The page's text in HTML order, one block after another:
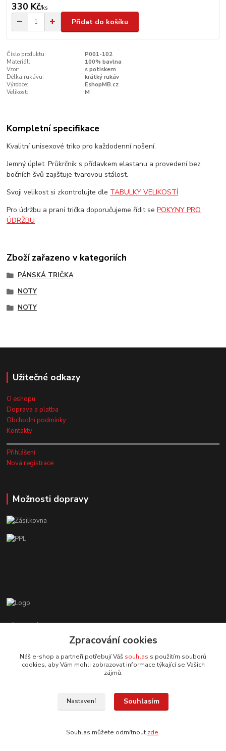
330 Kč/ks
Přidat do košíku
Číslo produktu:
P001-102
Materiál:
100% bavlna
Vzor:
s potiskem
Délka rukávu:
krátký rukáv
Výrobce:
EshopMB.cz
Velikost:
M
Kompletní specifikace
Kvalitní unisexové triko pro každodenní nošení.
Jemný úplet. Průkrčník s přídavkem elastanu a provedení bez
bočních švů zajišťuje tvarovou stálost.
Svoji velikost si zkontrolujte dle TABULKY VELIKOSTÍ
Pro údržbu a praní trička doporučujeme řídit sePOKYNY PRO
ÚDRŽBU
Zboží zařazeno v kategoriích
PÁNSKÁ TRIČKA
NOTY
NOTY
Užitečné odkazy
O eshopu
Doprava a platba
Obchodní podmínky
Kontakty
Přihlášení
Nová registrace
Možnosti dopravy
Zákaznická podpora EshopMB.cz
+420 606 622 002
eshopmb@seznam.cz
© Copyright 2024 Martha Black
Zpracování cookies
Náš e-shop a partneři potřebují Váš souhlas s použitím souborů
cookies, aby Vám mohli zobrazovat informace týkající se Vašich
zájmů.
Nastavení Souhlasím
Souhlas můžete odmítnout zde.